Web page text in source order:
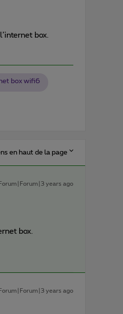
box.
box wifi6
en haut de la page
Forum|Forum|3 years ago
box.
Forum|Forum|3 years ago